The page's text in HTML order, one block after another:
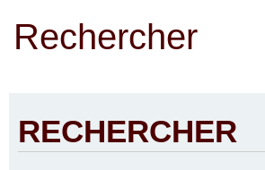
Rechercher
RECHERCHER